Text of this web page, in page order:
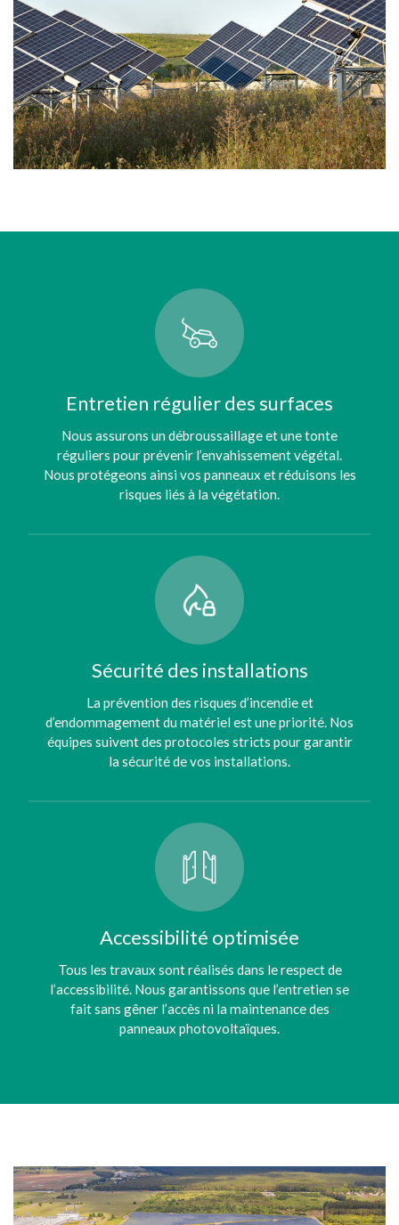
Entretien régulier des surfaces
Nous assurons un débroussaillage et une tonte
réguliers pour prévenir l’envahissement végétal.
Nous protégeons ainsi vos panneaux et réduisons les
risques liés à la végétation.
Sécurité des installations
La prévention des risques d’incendie et
d’endommagement du matériel est une priorité. Nos
équipes suivent des protocoles stricts pour garantir
la sécurité de vos installations.
Accessibilité optimisée
Tous les travaux sont réalisés dans le respect de
l’accessibilité. Nous garantissons que l’entretien se
fait sans gêner l’accès ni la maintenance des
panneaux photovoltaïques.